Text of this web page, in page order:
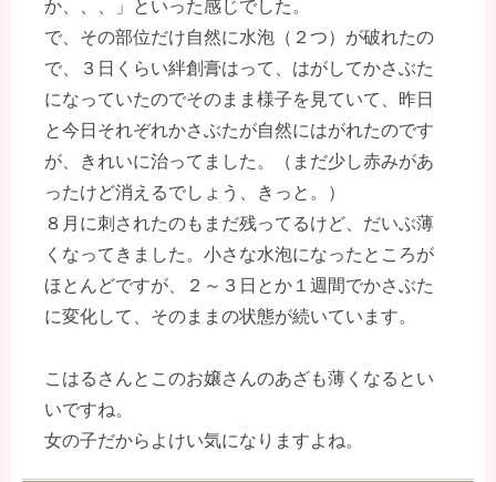
か、、、」といった感じでした。
で、その部位だけ自然に水泡（２つ）が破れたの
で、３日くらい絆創膏はって、はがしてかさぶた
になっていたのでそのまま様子を見ていて、昨日
と今日それぞれかさぶたが自然にはがれたのです
が、きれいに治ってました。（まだ少し赤みがあ
ったけど消えるでしょう、きっと。）
８月に刺されたのもまだ残ってるけど、だいぶ薄
くなってきました。小さな水泡になったところが
ほとんどですが、２～３日とか１週間でかさぶた
に変化して、そのままの状態が続いています。
こはるさんとこのお嬢さんのあざも薄くなるとい
いですね。
女の子だからよけい気になりますよね。